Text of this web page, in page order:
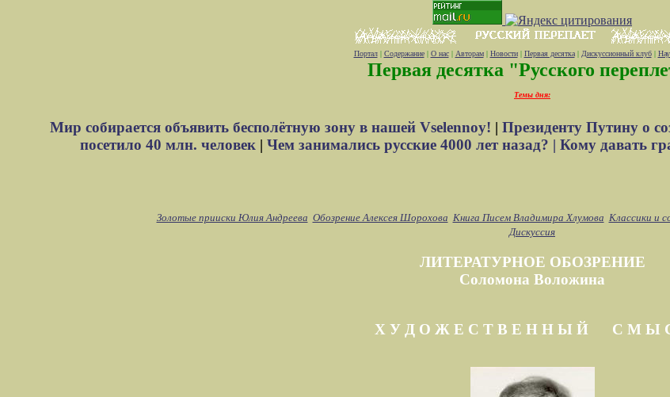
Портал| Содержание| О нас| Авторам| Новости| Первая десятка| Дискуссионный клуб|
Первая десятка "Русского
Темы дня:
Мир собирается объявить бесполётную зону в нашей Vselennoy! | Президенту Путину о
посетило 40 млн. человек| Чем занимались русские 4000 лет назад? | Кому давать
Золотые прииски Юлия Андреева Обозрение Алексея Шорохова Книга Писем Владимира Хлумова Классики и
Дискуссия
ЛИТЕРАТУРНОЕ ОБОЗРЕНИЕ
Соломона Воложина
Х У Д О Ж Е С Т В Е Н Н Ы Й С М Ы